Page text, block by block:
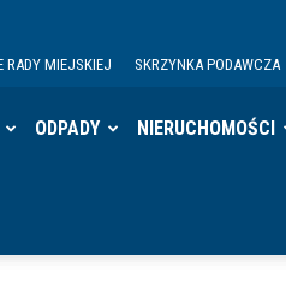
RADY MIEJSKIEJ SKRZYNKA PODAWCZA
ODPADY NIERUCHOMOŚCI